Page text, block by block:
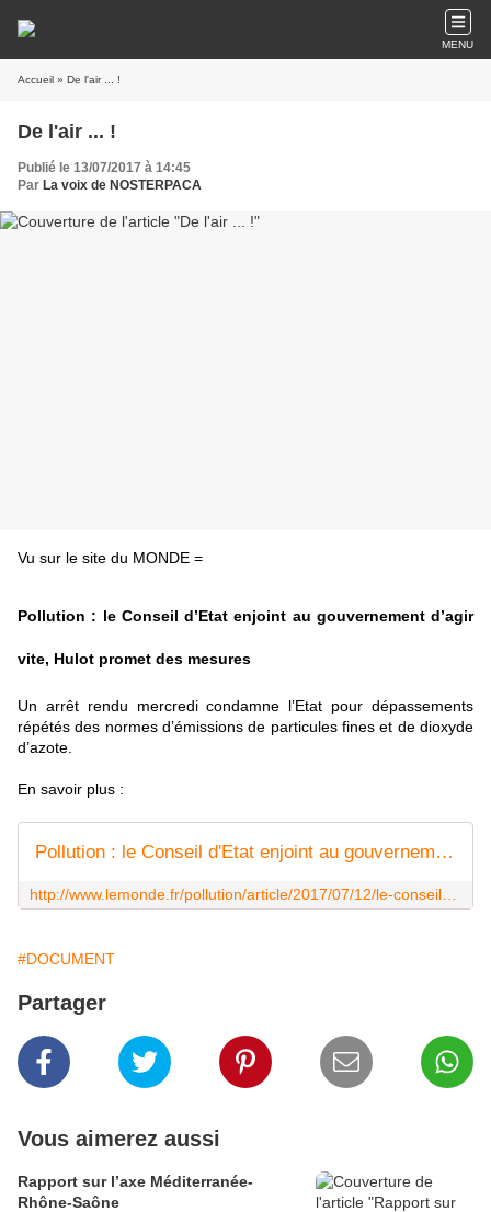
MENU
Accueil » De l'air ... !
De l'air ... !
Publié le 13/07/2017 à 14:45
Par La voix de NOSTERPACA
Vu sur le site du MONDE =
Pollution : le Conseil d’Etat enjoint au gouvernement d’agir
vite, Hulot promet des mesures
Un arrêt rendu mercredi condamne l’Etat pour dépassements
répétés des normes d’émissions de particules fines et de dioxyde
d’azote.
En savoir plus :
Pollution : le Conseil d'Etat enjoint au gouvernement d'agir vite, Hulot promet des mesures
#DOCUMENT
Partager
Vous aimerez aussi
Rapport sur l’axe Méditerranée-
Rhône-Saône